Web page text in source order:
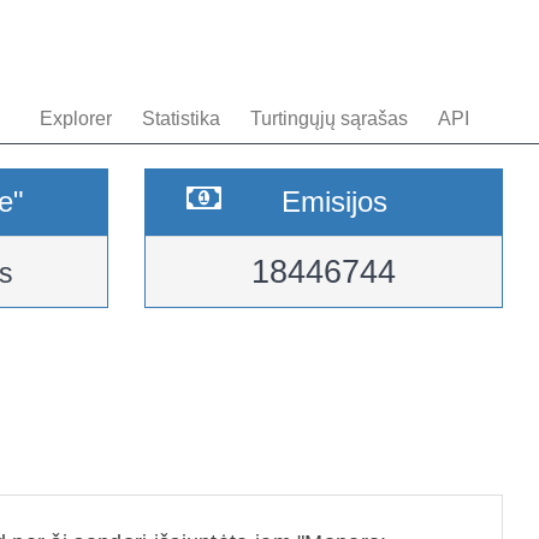
Explorer Statistika Turtingųjų sąrašas API
Emisijos
18446744